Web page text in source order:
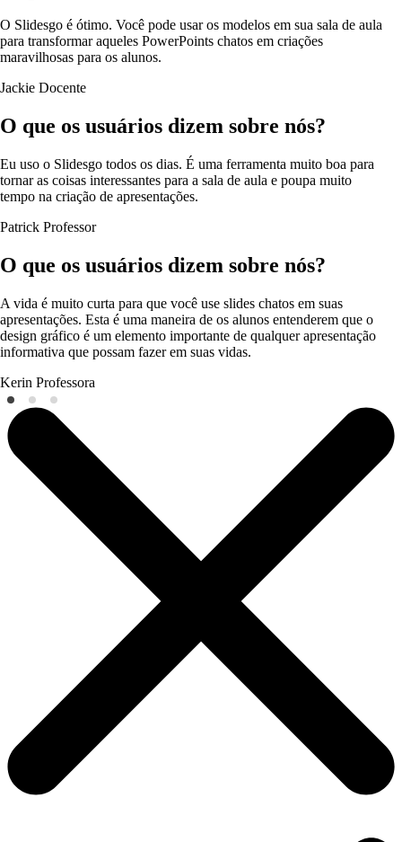
O Slidesgo é ótimo. Você pode usar os modelos em sua sala de aula
para transformar aqueles PowerPoints chatos em criações
maravilhosas para os alunos.
Jackie Docente
O que os usuários dizem sobre nós?
Eu uso o Slidesgo todos os dias. É uma ferramenta muito boa para
tornar as coisas interessantes para a sala de aula e poupa muito
tempo na criação de apresentações.
Patrick Professor
O que os usuários dizem sobre nós?
A vida é muito curta para que você use slides chatos em suas
apresentações. Esta é uma maneira de os alunos entenderem que o
design gráfico é um elemento importante de qualquer apresentação
informativa que possam fazer em suas vidas.
Kerin Professora